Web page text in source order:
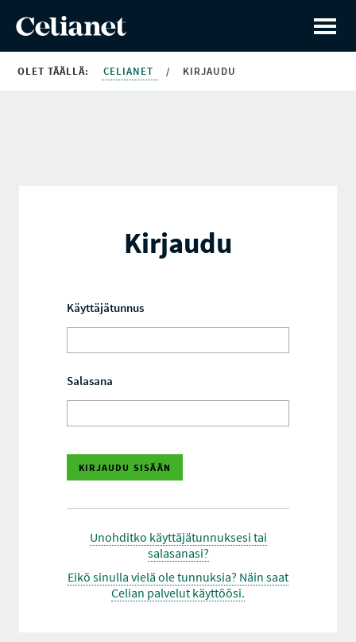
OLET TÄÄLLÄ: CELIANET / KIRJAUDU
Kirjaudu
Käyttäjätunnus
Salasana
Unohditko käyttäjätunnuksesi tai
salasanasi?
Eikö sinulla vielä ole tunnuksia? Näin saat
Celian palvelut käyttöösi.